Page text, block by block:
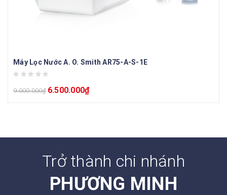
Máy Lọc Nước A. O. Smith AR75-A-S-1E
9.000.000₫ 6.500.000₫
Trở thành chi nhánh
PHƯƠNG MINH